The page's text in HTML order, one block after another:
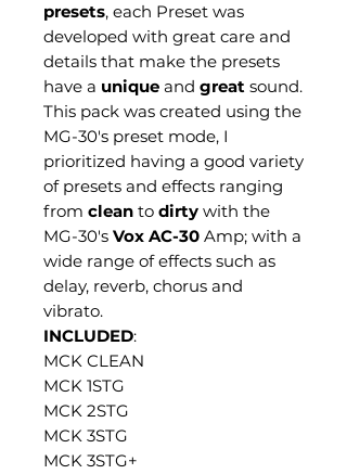
presets, each Preset was
developed with great care and
details that make the presets
have a unique and great sound.
This pack was created using the
MG-30's preset mode, I
prioritized having a good variety
of presets and effects ranging
from clean to dirty with the
MG-30's Vox AC-30 Amp; with a
wide range of effects such as
delay, reverb, chorus and
vibrato.
INCLUDED:
MCK CLEAN
MCK 1STG
MCK 2STG
MCK 3STG
MCK 3STG+